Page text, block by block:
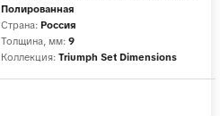
Полированная
Страна: Россия
Толщина, мм: 9
Коллекция: Triumph Set Dimensions